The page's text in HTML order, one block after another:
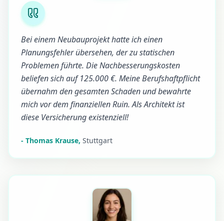
Bei einem Neubauprojekt hatte ich einen
Planungsfehler übersehen, der zu statischen
Problemen führte. Die Nachbesserungskosten
beliefen sich auf 125.000 €. Meine Berufshaftpflicht
übernahm den gesamten Schaden und bewahrte
mich vor dem finanziellen Ruin. Als Architekt ist
diese Versicherung existenziell!
- Thomas Krause, Stuttgart